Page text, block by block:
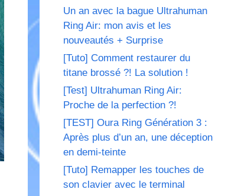
Un an avec la bague Ultrahuman
Ring Air: mon avis et les
nouveautés + Surprise
[Tuto] Comment restaurer du
titane brossé ?! La solution !
[Test] Ultrahuman Ring Air:
Proche de la perfection ?!
[TEST] Oura Ring Génération 3 :
Après plus d’un an, une déception
en demi-teinte
[Tuto] Remapper les touches de
son clavier avec le terminal